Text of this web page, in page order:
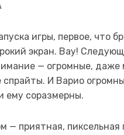
игры, первое, что
экран. Вау!
— огромные, даже
спрайты. И Варио
ему соразмерны.
— приятная, пиксельная